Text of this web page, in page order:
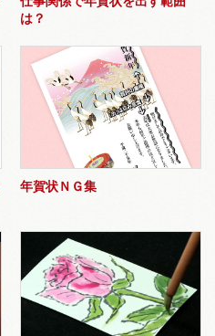
は？
年賀状ＮＧ集